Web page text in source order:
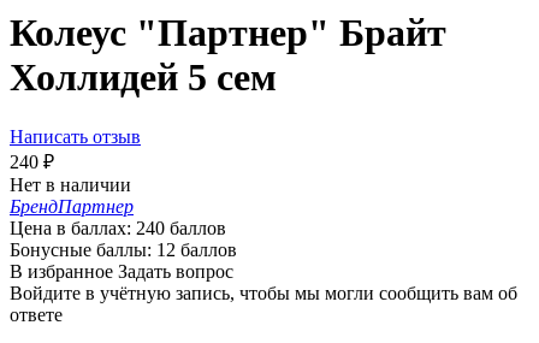
Колеус "Партнер" Брайт
Холлидей 5 сем
Написать отзыв
240 ₽
Нет в наличии
БрендПартнер
Цена в баллах: 240 баллов
Бонусные баллы: 12 баллов
В избранное Задать вопрос
Войдите в учётную запись, чтобы мы могли сообщить вам об
ответе